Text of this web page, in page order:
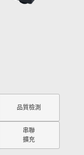
品質檢測
串聯
擴充